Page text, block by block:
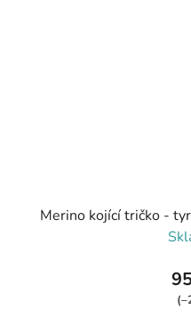
Merino kojící tričko -